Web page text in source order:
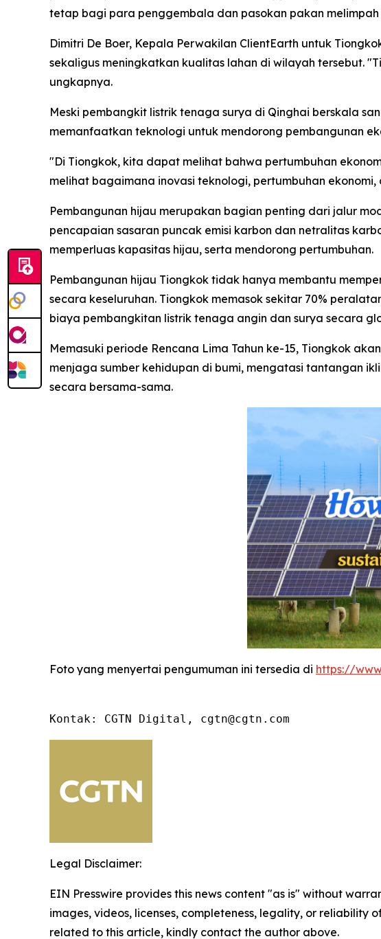
tetap bagi para penggembala dan pasokan pakan
Dimitri De Boer, Kepala Perwakilan ClientEarth untuk
sekaligus meningkatkan kualitas lahan di wilayah tersebut.
ungkapnya.
Meski pembangkit listrik tenaga surya di Qinghai berskala
memanfaatkan teknologi untuk mendorong pembangunan
"Di Tiongkok, kita dapat melihat bahwa pertumbuhan
melihat bagaimana inovasi teknologi, pertumbuhan
Pembangunan hijau merupakan bagian penting dari jalur
pencapaian sasaran puncak emisi karbon dan netralitas
memperluas kapasitas hijau, serta mendorong pertumbuhan.
Pembangunan hijau Tiongkok tidak hanya membantu
secara keseluruhan. Tiongkok memasok sekitar 70%
biaya pembangkitan listrik tenaga angin dan surya secara
Memasuki periode Rencana Lima Tahun ke-15, Tiongkok
menjaga sumber kehidupan di bumi, mengatasi tantangan
secara bersama-sama.
Foto yang menyertai pengumuman ini tersedia di https://
Kontak: CGTN Digital, cgtn@cgtn.com
Legal Disclaimer:
EIN Presswire provides this news content "as is" without
images, videos, licenses, completeness, legality, or reliability
related to this article, kindly contact the author above.